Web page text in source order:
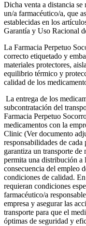
Dicha venta a distancia
un/a farmacéutico/a, que
establecidas en los
Garantía y Uso Racional
La Farmacia Perpetuo
correcto etiquetado y
materiales protectores,
equilibrio térmico y
calidad de los
La entrega de los
subcontratación del
Farmacia Perpetuo
medicamentos con la
Clinic (Ver documento
responsabilidades de
garantiza un transporte de
permita una distribución a
consecuencia del empleo
condiciones de calidad.
requieran condiciones
farmacéutico/a
empresa y asegurar las
transporte para que el
óptimas de seguridad y